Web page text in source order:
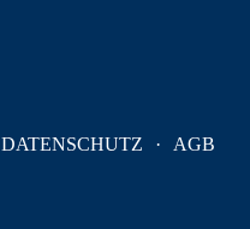
DATENSCHUTZ AGB